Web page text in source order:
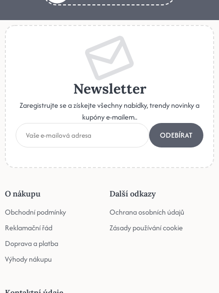
Newsletter
Zaregistrujte se a získejte všechny nabídky, trendy novinky a
kupóny e-mailem..
ODEBÍRAT
O nákupu
Obchodní podmínky
Reklamační řád
Doprava a platba
Výhody nákupu
Další odkazy
Ochrana osobních údajů
Zásady používání cookie